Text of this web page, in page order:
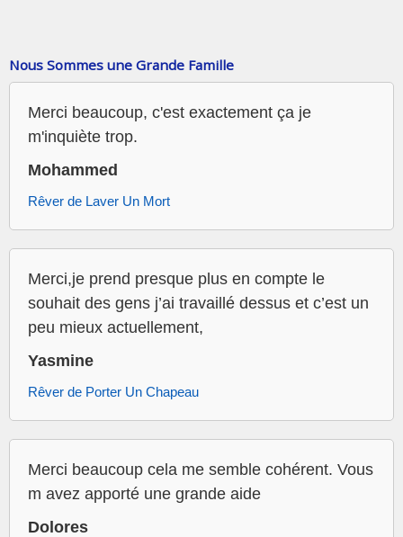
Nous Sommes une Grande Famille
Merci beaucoup, c'est exactement ça je
m'inquiète trop.
Mohammed
Rêver de Laver Un Mort
Merci,je prend presque plus en compte le
souhait des gens j’ai travaillé dessus et c’est un
peu mieux actuellement,
Yasmine
Rêver de Porter Un Chapeau
Merci beaucoup cela me semble cohérent. Vous
m avez apporté une grande aide
Dolores